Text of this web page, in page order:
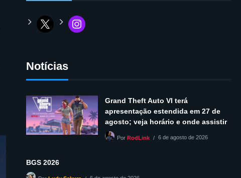
Notícias
Grand Theft Auto VI terá
apresentação estendida em 27 de
agosto; veja horário e onde assistir
PorRodLink 6 de agosto de 2026
BGS 2026